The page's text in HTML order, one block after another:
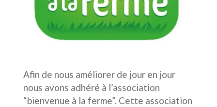
Afin de nous améliorer de jour en jour
nous avons adhéré à l’association
“bienvenue à la ferme”. Cette association